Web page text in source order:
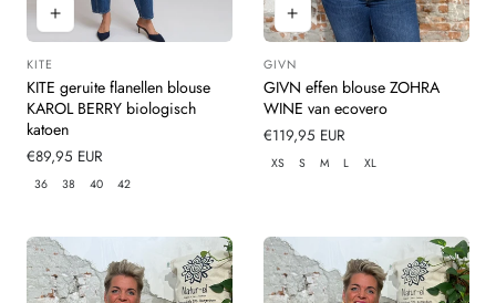
Leverancier:
KITE
KITE geruite flanellen blouse
KAROL BERRY biologisch
katoen
Normale
prijs
€89,95 EUR
36 38 40 42
Leverancier:
GIVN
GIVN effen blouse ZOHRA
WINE van ecovero
Normale
prijs
€119,95 EUR
XS S M L XL